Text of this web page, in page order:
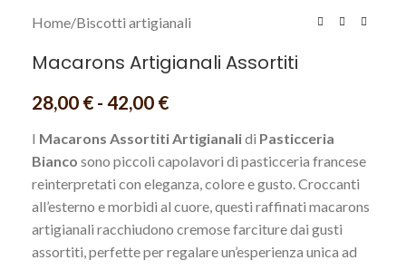
Home/Biscotti artigianali
Macarons Artigianali Assortiti
28,00 € - 42,00 €
I Macarons Assortiti Artigianalidi Pasticceria
Bianco sono piccoli capolavori di pasticceria francese
reinterpretati con eleganza, colore e gusto. Croccanti
all’esterno e morbidi al cuore, questi raffinati macarons
artigianali racchiudono cremose farciture dai gusti
assortiti, perfette per regalare un’esperienza unica ad